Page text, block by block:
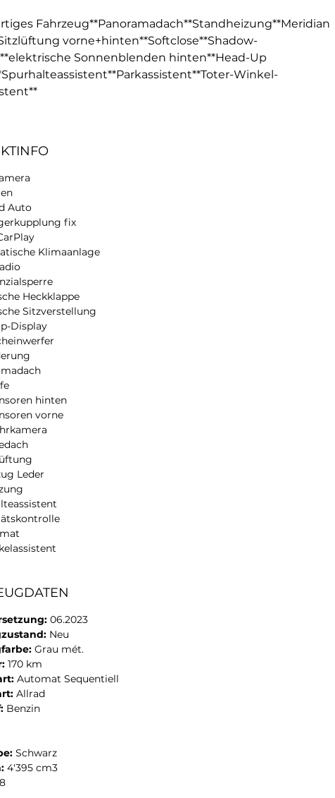
Fahrzeug**Panoramadach**Standheizung**Meridian
vorne+hinten**Softclose**Shadow-
Sonnenblenden hinten**Head-Up
Winkel-
Auto
fix
Klimaanlage
Heckklappe
Sitzverstellung
Display
hinten
vorne
Leder
06.2023
Neu
Grau mét.
170 km
Automat Sequentiell
Allrad
Benzin
Schwarz
4'395 cm3
8